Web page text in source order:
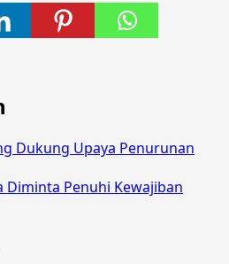
Dukung Upaya Penurunan
Diminta Penuhi Kewajiban